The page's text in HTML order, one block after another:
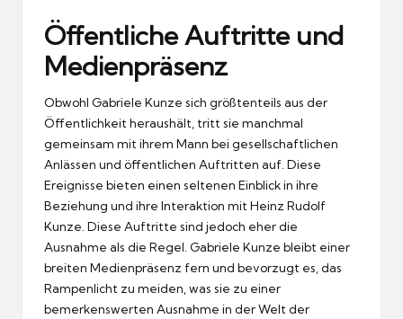
Öffentliche Auftritte und
Medienpräsenz
Obwohl Gabriele Kunze sich größtenteils aus der
Öffentlichkeit heraushält, tritt sie manchmal
gemeinsam mit ihrem Mann bei gesellschaftlichen
Anlässen und öffentlichen Auftritten auf. Diese
Ereignisse bieten einen seltenen Einblick in ihre
Beziehung und ihre Interaktion mit Heinz Rudolf
Kunze. Diese Auftritte sind jedoch eher die
Ausnahme als die Regel. Gabriele Kunze bleibt einer
breiten Medienpräsenz fern und bevorzugt es, das
Rampenlicht zu meiden, was sie zu einer
bemerkenswerten Ausnahme in der Welt der